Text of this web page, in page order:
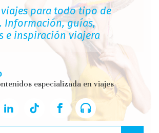
para todo tipo de
Información, guías,
e inspiración viajera
especializada en viajes